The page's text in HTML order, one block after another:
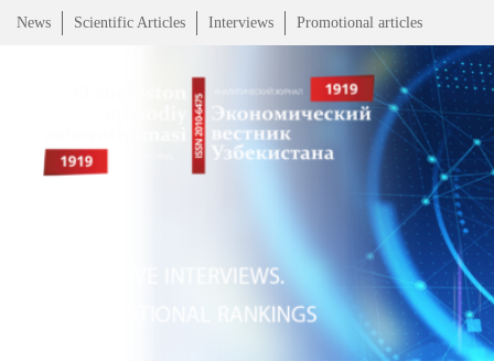
News Scientific Articles Interviews Promotional articles